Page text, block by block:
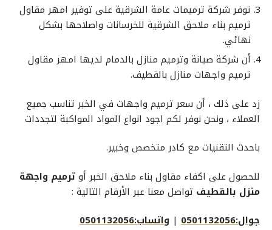
توفر شركة ترميمات عامة الشرقية على توفير امهر مقاول
ترميم بناء ملاحق الشرقية للخرسانات واصلاحها بشكل
نهائي.
أن شركة صيانة وترميم منازل بالدمام لديها امهر مقاول
ترميم واجهات منازل بالقطيف.
زد على ذلك ، أن سعر ترميم واجهات في الخبر تناسب جميع
العملاء ، ونحن نوفر لكم اجود انواع المواد المواكبة لتجددات
باحدث التقنيات مع كادر متخصص وخبير.
للحصول على اكفاء مقاول بناء ملاحق الخبر أوترميم واجهة
منزل بالقطيف تواصل معنا عبر الأرقام التالية :
جوال:0501132056
| واتساب:0501132056